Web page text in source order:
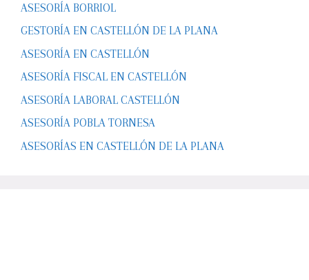
ASESORÍA BORRIOL
GESTORÍA EN CASTELLÓN DE LA PLANA
ASESORÍA EN CASTELLÓN
ASESORÍA FISCAL EN CASTELLÓN
ASESORÍA LABORAL CASTELLÓN
ASESORÍA POBLA TORNESA
ASESORÍAS EN CASTELLÓN DE LA PLANA